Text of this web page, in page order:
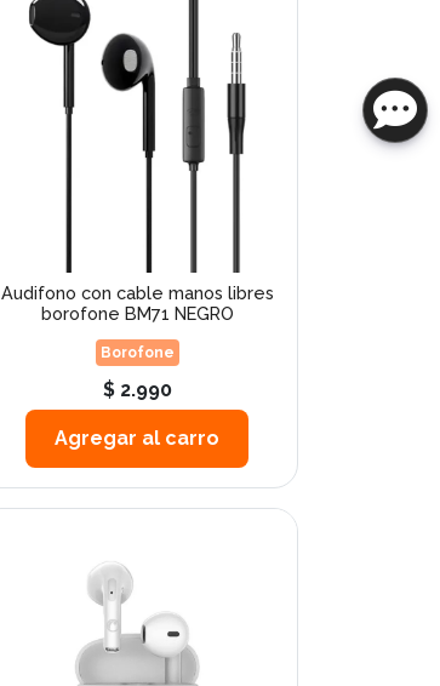
Audifono con cable manos libres
borofone BM71 NEGRO
Borofone
$ 2.990
Agregar al carro